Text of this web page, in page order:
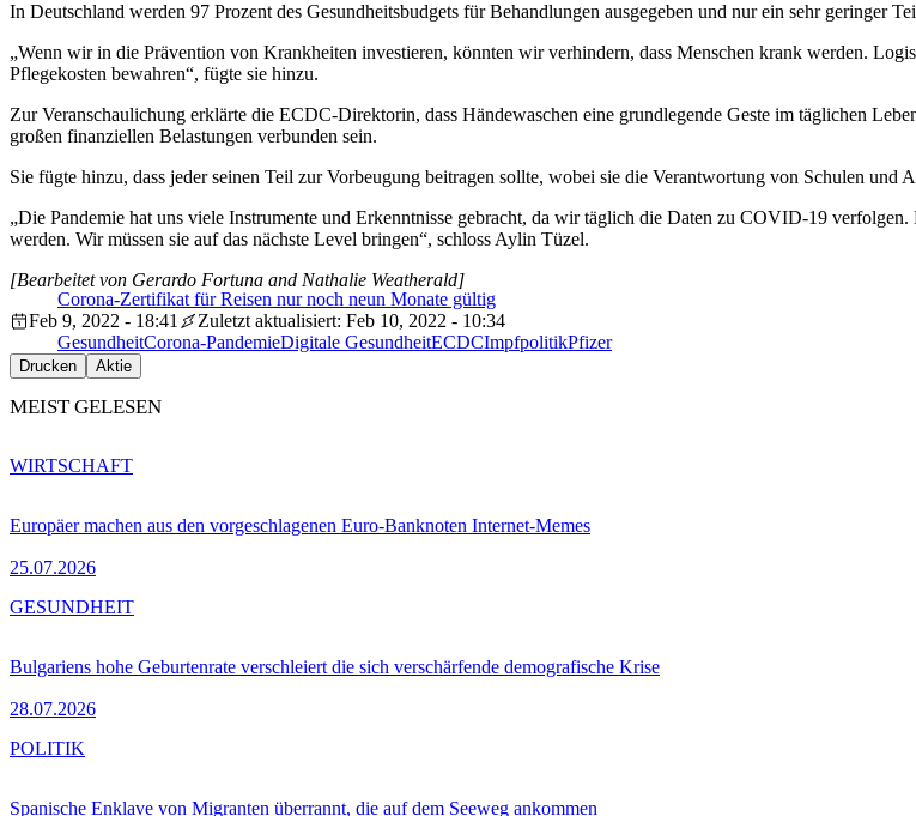
In Deutschland werden 97 Prozent des Gesundheitsbudgets für Behandlungen ausgegeben und nur ein sehr geringer
„Wenn wir in die Prävention von Krankheiten investieren, könnten wir verhindern, dass Menschen krank werden.
Pflegekosten bewahren“, fügte sie hinzu.
Zur Veranschaulichung erklärte die ECDC-Direktorin, dass Händewaschen eine grundlegende Geste im täglichen
großen finanziellen Belastungen verbunden sein.
Sie fügte hinzu, dass jeder seinen Teil zur Vorbeugung beitragen sollte, wobei sie die Verantwortung von Schulen und
„Die Pandemie hat uns viele Instrumente und Erkenntnisse gebracht, da wir täglich die Daten zu COVID-19
werden. Wir müssen sie auf das nächste Level bringen“, schloss Aylin Tüzel.
Corona-Zertifikat für Reisen nur noch neun Monate gültig
[Bearbeitet von Gerardo Fortuna and Nathalie Weatherald]
Feb 9, 2022 - 18:41
Zuletzt aktualisiert: Feb 10, 2022 - 10:34
GesundheitCorona-PandemieDigitale GesundheitECDCImpfpolitikPfizer
Drucken Aktie
MEIST GELESEN
Europäer machen aus den vorgeschlagenen Euro-Banknoten Internet-Memes
25.07.2026
WIRTSCHAFT
Bulgariens hohe Geburtenrate verschleiert die sich verschärfende demografische Krise
28.07.2026
GESUNDHEIT
Spanische Enklave von Migranten überrannt, die auf dem Seeweg ankommen
POLITIK